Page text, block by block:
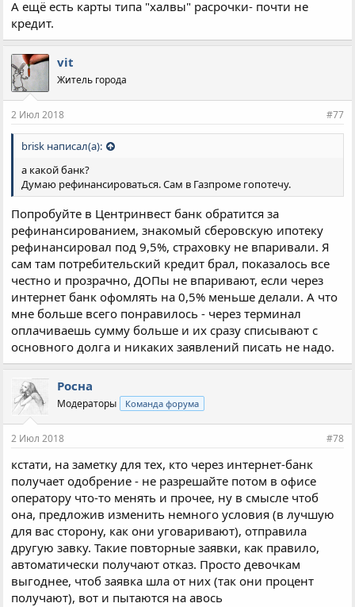
А ещё есть карты типа "халвы" расрочки- почти не
кредит.
vit
Житель города
2 Июл 2018 #77
brisk написал(а):
а какой банк?
Думаю рефинансироваться. Сам в Газпроме гопотечу.
Попробуйте в Центринвест банк обратится за
рефинансированием, знакомый сберовскую ипотеку
рефинансировал под 9,5%, страховку не впаривали. Я
сам там потребительский кредит брал, показалось все
честно и прозрачно, ДОПы не впаривают, если через
интернет банк офомлять на 0,5% меньше делали. А что
мне больше всего понравилось - через терминал
оплачиваешь сумму больше и их сразу списывают с
основного долга и никаких заявлений писать не надо.
Росна
Модераторы Команда форума
2 Июл 2018 #78
кстати, на заметку для тех, кто через интернет-банк
получает одобрение - не разрешайте потом в офисе
оператору что-то менять и прочее, ну в смысле чтоб
она, предложив изменить немного условия (в лучшую
для вас сторону, как они уговаривают), отправила
другую завку. Такие повторные заявки, как правило,
автоматически получают отказ. Просто девочкам
выгоднее, чтоб заявка шла от них (так они процент
получают), вот и пытаются на авось